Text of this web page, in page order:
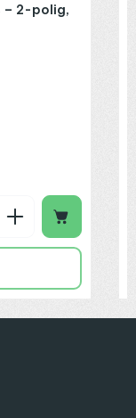
– 2-polig,
Wert